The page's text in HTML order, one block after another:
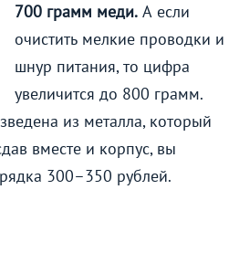
700 грамм меди. А если
очистить мелкие проводки и
шнур питания, то цифра
увеличится до 800 грамм.
из металла, который
вместе и корпус, вы
300–350 рублей.